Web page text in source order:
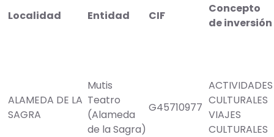
Localidad Entidad CIF
Concepto
de inversión
ALAMEDA DE LA
SAGRA
Mutis
Teatro
(Alameda
de la Sagra)
G45710977
ACTIVIDADES
CULTURALES
VIAJES
CULTURALES